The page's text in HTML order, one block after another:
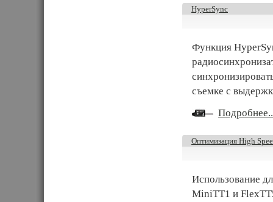
HyperSync
Функция
съемке с
Оптимизация High
Использование
MiniTT1 и